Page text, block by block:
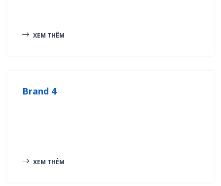
XEM THÊM
Brand 4
XEM THÊM